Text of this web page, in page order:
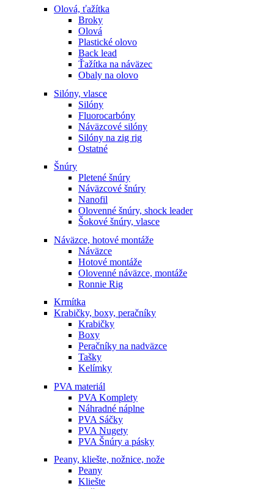
Olová, ťažítka
Broky
Olová
Plastické olovo
Back lead
Ťažítka na náväzec
Obaly na olovo
Silóny, vlasce
Silóny
Fluorocarbóny
Náväzcové silóny
Silóny na zig rig
Ostatné
Šnúry
Pletené šnúry
Náväzcové šnúry
Nanofil
Olovenné šnúry, shock leader
Šokové šnúry, vlasce
Náväzce, hotové montáže
Náväzce
Hotové montáže
Olovenné náväzce, montáže
Ronnie Rig
Krmítka
Krabičky, boxy, peračníky
Krabičky
Boxy
Peračníky na nadväzce
Tašky
Kelímky
PVA materiál
PVA Komplety
Náhradné náplne
PVA Sáčky
PVA Nugety
PVA Šnúry a pásky
Peany, kliešte, nožnice, nože
Peany
Kliešte